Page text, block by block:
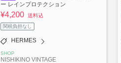
ー レインプロテクション
¥4,200 送料込
関税負担なし
HERMES
SHOP
NISHIKINO VINTAGE